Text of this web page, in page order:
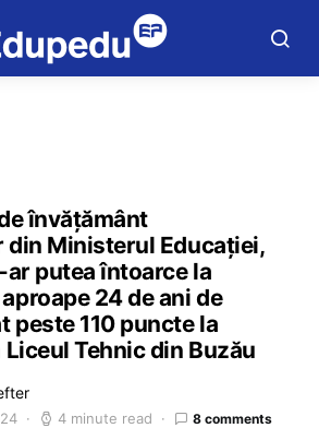
învățământ
Ministerul Educației,
ar putea întoarce la
24 de ani de
peste 110 puncte la
Tehnic din Buzău
4 minute read 8 comments